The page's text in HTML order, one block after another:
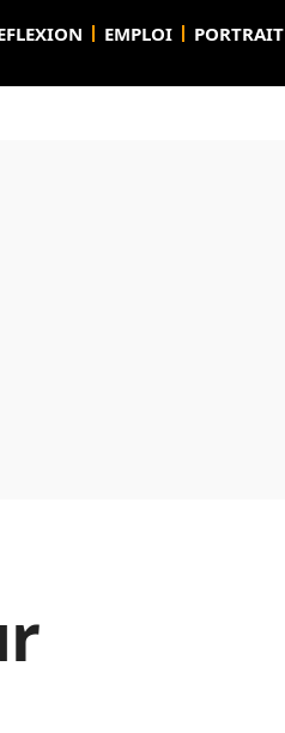
EMPLOI PORTRAIT